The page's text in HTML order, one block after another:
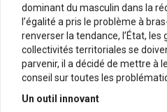
dominant du masculin dans la
l’égalité a pris le problème à
renverser la tendance, l’État,
collectivités territoriales se
parvenir, il a décidé de mettre à
conseil sur toutes les
Un outil innovant